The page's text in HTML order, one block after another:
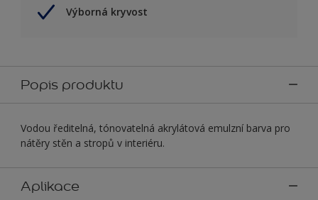
Výborná kryvost
Popis produktu
Vodou ředitelná, tónovatelná akrylátová emulzní barva pro
nátěry stěn a stropů v interiéru.
Aplikace